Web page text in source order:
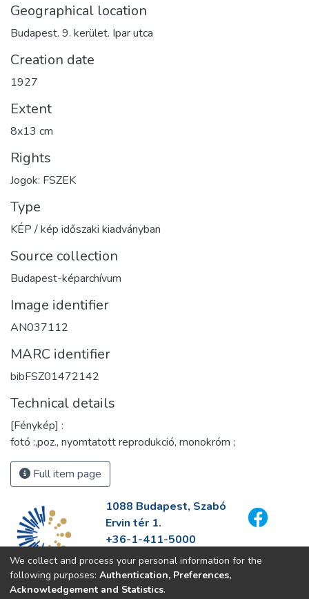
Geographical location
Budapest. 9. kerület. Ipar utca
Creation date
1927
Extent
8x13 cm
Rights
Jogok: FSZEK
Type
KÉP / kép időszaki kiadványban
Source collection
Budapest-képarchívum
Image identifier
AN037112
MARC identifier
bibFSZ01472142
Technical details
[Fénykép] :
fotó :,poz., nyomtatott reprodukció, monokróm ;
Full item page
1088 Budapest, Szabó
Ervin tér 1.
+36-1-411-5000
info@fszek.hu
https://fszek.hu
We collect and process your personal information for the
following purposes: Authentication, Preferences,
Acknowledgement and Statistics.